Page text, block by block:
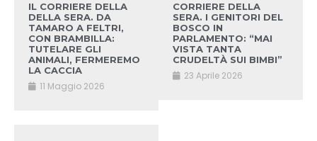
IL CORRIERE DELLA
DELLA SERA. DA
TAMARO A FELTRI,
CON BRAMBILLA:
TUTELARE GLI
ANIMALI, FERMEREMO
LA CACCIA
11 Maggio 2026
CORRIERE DELLA
SERA. I GENITORI DEL
BOSCO IN
PARLAMENTO: “MAI
VISTA TANTA
CRUDELTÀ SUI BIMBI”
23 Aprile 2026